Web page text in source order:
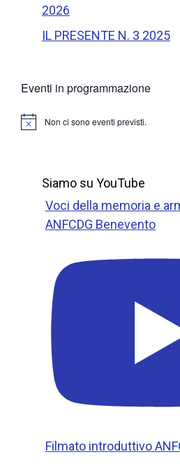
2026
IL PRESENTE N. 3 2025
Eventi in programmazione
N
Non ci sono eventi previsti.
Siamo su YouTube
Voci della memoria e
ANFCDG Benevento
Filmato introduttivo